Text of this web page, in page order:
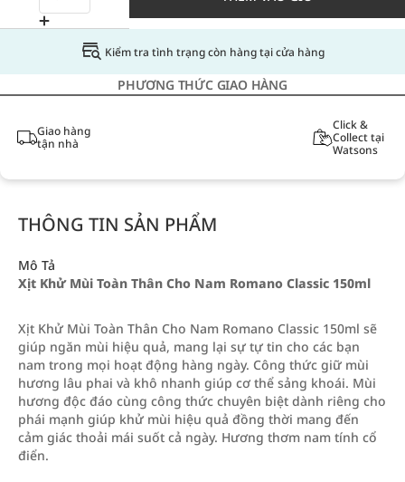
Kiểm tra tình trạng còn hàng tại cửa hàng
PHƯƠNG THỨC GIAO HÀNG
Giao hàng
tận nhà
Click &
Collect tại
Watsons
THÔNG TIN SẢN PHẨM
Mô Tả
Xịt Khử Mùi Toàn Thân Cho Nam Romano Classic 150ml
Xịt Khử Mùi Toàn Thân Cho Nam Romano Classic 150ml sẽ
giúp ngăn mùi hiệu quả, mang lại sự tự tin cho các bạn
nam trong mọi hoạt động hàng ngày. Công thức giữ mùi
hương lâu phai và khô nhanh giúp cơ thể sảng khoái. Mùi
hương độc đáo cùng công thức chuyên biệt dành riêng cho
phái mạnh giúp khử mùi hiệu quả đồng thời mang đến
cảm giác thoải mái suốt cả ngày. Hương thơm nam tính cổ
điển.